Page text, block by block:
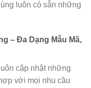
luôn có sẵn những
– Đa Dạng Mẫu Mã,
cập nhật những
với mọi nhu cầu